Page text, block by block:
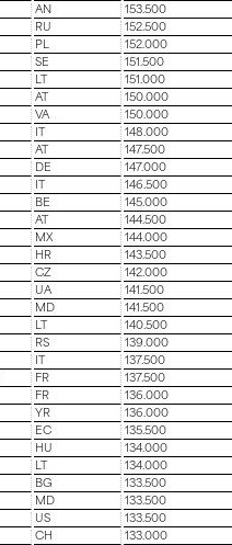
AN
153.500
RU
152.500
PL
152.000
SE
151.500
LT
151.000
AT
150.000
VA
150.000
148.000
AT
147.500
DE
147.000
146.500
BE
145.000
AT
144.500
MX
144.000
HR
143.500
CZ
142.000
UA
141.500
MD
141.500
LT
140.500
RS
139.000
137.500
FR
137.500
FR
136.000
YR
136.000
EC
135.500
HU
134.000
LT
134.000
BG
133.500
MD
133.500
US
133.500
CH
133.000